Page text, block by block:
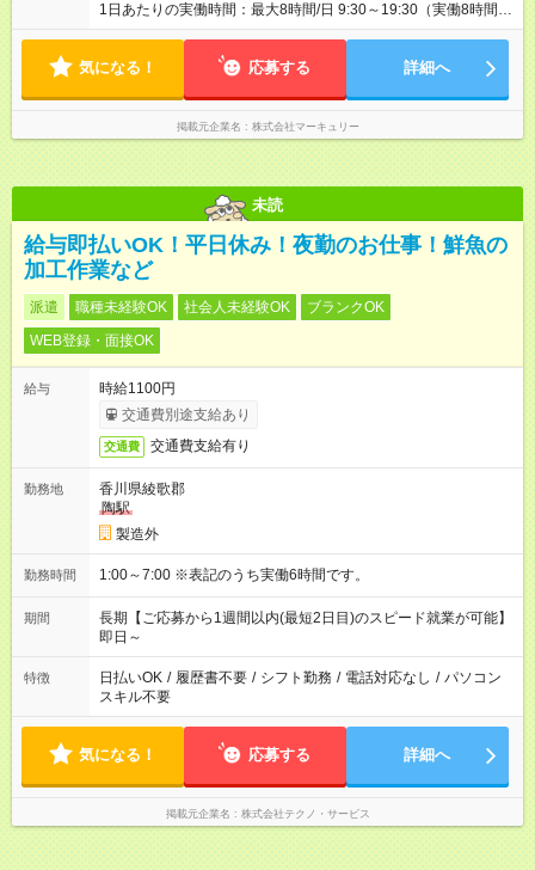
1日あたりの実働時間：最大8時間/日 9:30～19:30（実働8時間／
休憩1時間） ■週5日勤務 ■残業ほぼなし ■希望休あり
気になる！ 応募する 詳細へ
掲載元企業名 株式会社マーキュリー
未読
給与即払いOK！平日休み！夜勤のお仕事！鮮魚の
加工作業など
派遣 職種未経験OK 社会人未経験OK
ブランクOK
WEB登録・面接OK
給与
時給1100円
交通費別途支給あり
交通費 交通費支給有り
勤務地
香川県綾歌郡
陶駅
製造外
勤務時間 1:00～7:00 ※表記のうち実働6時間です。
期間
長期【ご応募から1週間以内(最短2日目)のスピード就業が可能】
即日～
特徴 日払いOK / 履歴書不要 / シフト勤務 / 電話対応なし / パソコン
スキル不要
気になる！ 応募する 詳細へ
掲載元企業名 株式会社テクノ・サービス